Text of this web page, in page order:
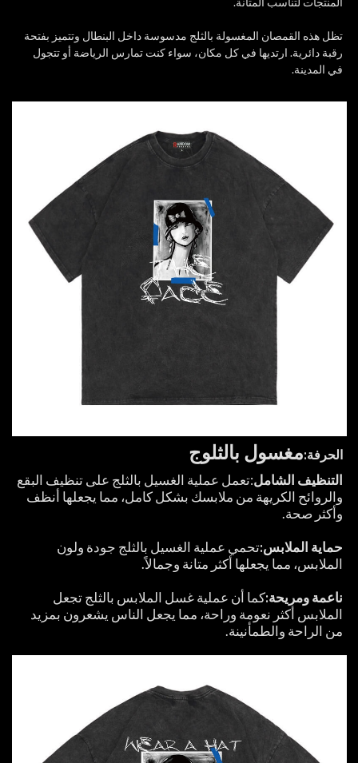
تظل هذه القمصان المغسولة بالثلج مدسوسة داخل البنطال وتتميز بفتحة
رقبة دائرية. ارتديها في كل مكان، سواء كنت تمارس الرياضة أو تتجول
في المدينة.
الحرفة:مغسول بالثلوج
التنظيف الشامل:تعمل عملية الغسيل بالثلج على تنظيف البقع
والروائح الكريهة من ملابسك بشكل كامل، مما يجعلها أنظف
وأكثر صحة.
حماية الملابس:تحمي عملية الغسيل بالثلج جودة ولون
الملابس، مما يجعلها أكثر متانة وجمالاً.
ناعمة ومريحة:كما أن عملية غسل الملابس بالثلج تجعل
الملابس أكثر نعومة وراحة، مما يجعل الناس يشعرون بمزيد
من الراحة والطمأنينة.